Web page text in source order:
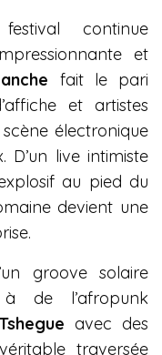
continue
et
fait le pari
et artistes
électronique
D’un live intimiste
au pied du
devient une
groove solaire
de l’afropunk
Tshegue avec des
traversée